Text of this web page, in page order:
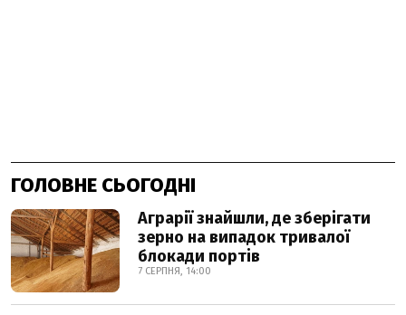
ГОЛОВНЕ СЬОГОДНІ
Аграрії знайшли, де зберігати
зерно на випадок тривалої
блокади портів
7 СЕРПНЯ, 14:00